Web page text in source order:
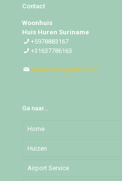
Contact
Woonhuis
Huis Huren Suriname
+5978883167
+31637786163
woonhuis1@gmail.com
Ga naar…
Home
Huizen
Djedoestraat
Airport Service